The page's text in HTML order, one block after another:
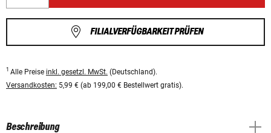
FILIALVERFÜGBARKEIT PRÜFEN
1 Alle Preise inkl. gesetzl. MwSt. (Deutschland).
Versandkosten: 5,99 € (ab 199,00 € Bestellwert gratis).
Beschreibung